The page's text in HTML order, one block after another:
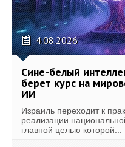
4.08.2026
Сине-белый
берет курс на
ИИ
Израиль переходит к
реализации
главной целью которой...